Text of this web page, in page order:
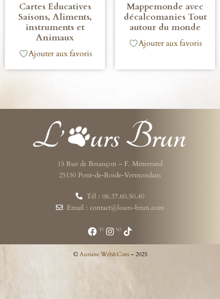
Cartes Educatives
Saisons, Aliments,
instruments et
Animaux
Ajouter aux favoris
Mappemonde avec
décalcomanies Tout
autour du monde
Ajouter aux favoris
15 Rue de Besançon – F. Mitterrand
25150 Pont-de-Roide-Vermondans
Tél : 06.37.60.50.40
Email : contact@lours-brun.com
Suivez-nous
©Auriane Web&Com– 2025